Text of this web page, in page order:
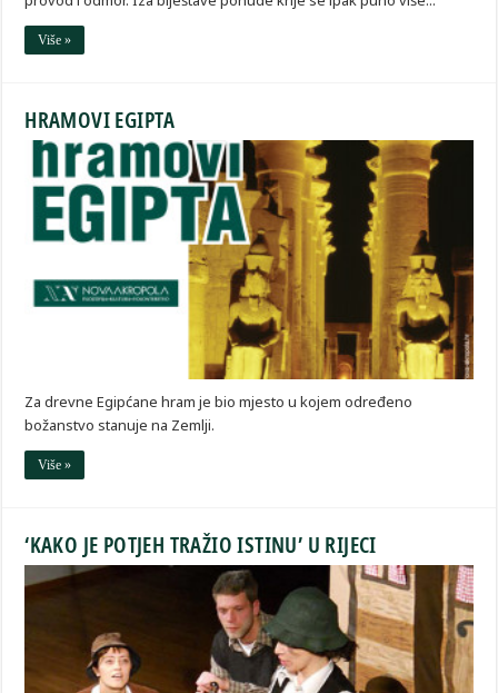
Više »
HRAMOVI EGIPTA
Za drevne Egipćane hram je bio mjesto u kojem određeno
božanstvo stanuje na Zemlji.
Više »
‘KAKO JE POTJEH TRAŽIO ISTINU’ U RIJECI